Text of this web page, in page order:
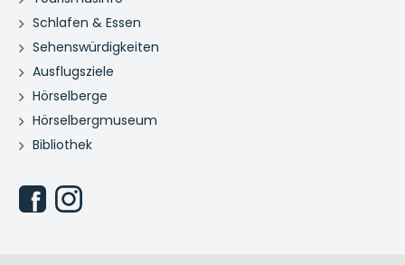
Schlafen & Essen
Sehenswürdigkeiten
Ausflugsziele
Hörselberge
Hörselbergmuseum
Bibliothek